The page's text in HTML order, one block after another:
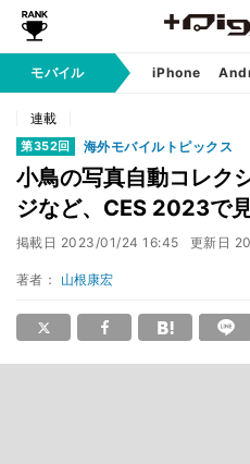
モバイル iPhone
連載
第352回 海外モバイルトピックス
小鳥の写真自動コレク
ジなど、CES 2023で
掲載日 2023/01/24 16:45 更新日
著者： 山根康宏